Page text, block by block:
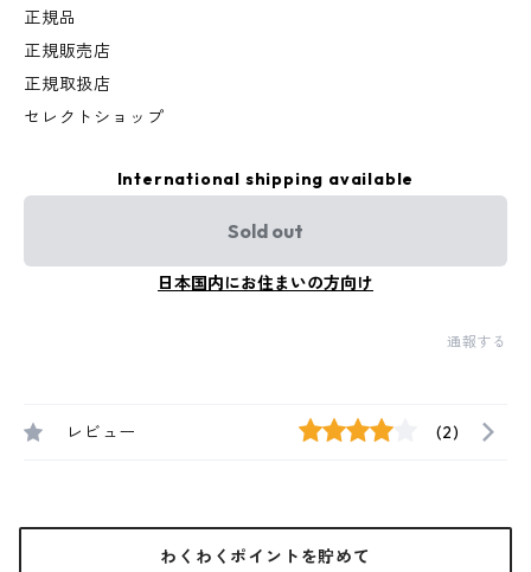
正規品
正規販売店
正規取扱店
セレクトショップ
International shipping available
Sold out
日本国内にお住まいの方向け
通報する
レビュー (2)
わくわくポイントを貯めて